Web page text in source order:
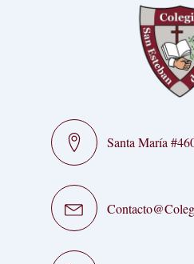
Santa María